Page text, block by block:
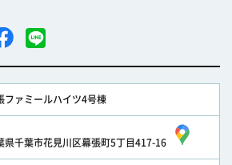
ファミールハイツ4号棟
県千葉市花見川区幕張町5丁目417-16